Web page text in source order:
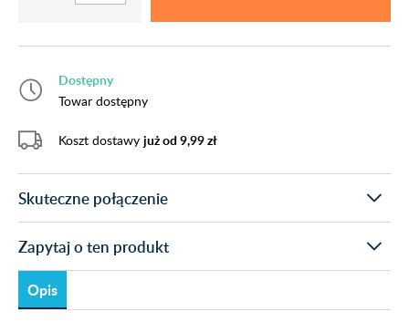
Dostępny
Towar dostępny
Koszt dostawy już od 9,99 zł
Skuteczne połączenie
Zapytaj o ten produkt
Opis